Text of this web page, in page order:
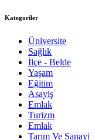
Kategoriler
Üniversite
Sağlık
İlçe - Belde
Yaşam
Eğitim
Asayiş
Emlak
Turizm
Emlak
Tarım Ve Sanayi